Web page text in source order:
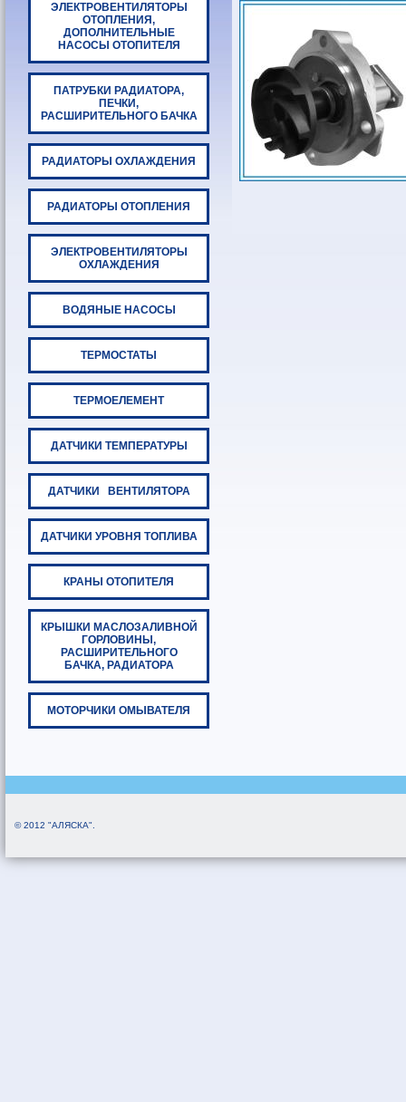
ЭЛЕКТРОВЕНТИЛЯТОРЫ
ОТОПЛЕНИЯ,
ДОПОЛНИТЕЛЬНЫЕ
НАСОСЫ ОТОПИТЕЛЯ
ПАТРУБКИ РАДИАТОРА,
ПЕЧКИ,
РАСШИРИТЕЛЬНОГО БАЧКА
РАДИАТОРЫ ОХЛАЖДЕНИЯ
РАДИАТОРЫ ОТОПЛЕНИЯ
ЭЛЕКТРОВЕНТИЛЯТОРЫ
ОХЛАЖДЕНИЯ
ВОДЯНЫЕ НАСОСЫ
ТЕРМОСТАТЫ
ТЕРМОЕЛЕМЕНТ
ДАТЧИКИ ТЕМПЕРАТУРЫ
ДАТЧИКИ ВЕНТИЛЯТОРА
ДАТЧИКИ УРОВНЯ ТОПЛИВА
КРАНЫ ОТОПИТЕЛЯ
КРЫШКИ МАСЛОЗАЛИВНОЙ
ГОРЛОВИНЫ,
РАСШИРИТЕЛЬНОГО
БАЧКА, РАДИАТОРА
МОТОРЧИКИ ОМЫВАТЕЛЯ
© 2012 "АЛЯСКА".